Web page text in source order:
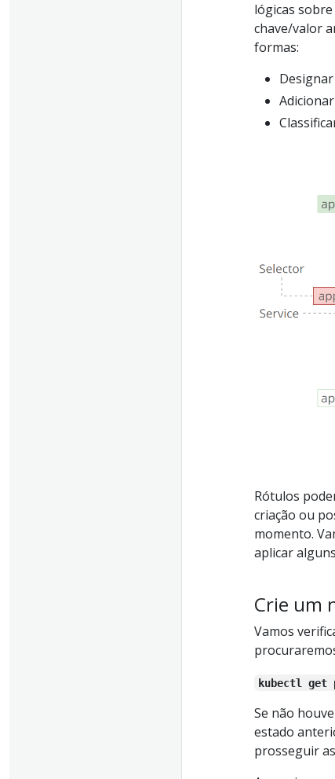
lógicas
chave/valor
formas:
Rótulos
criação ou
momento.
aplicar
Crie um
Vamos
kubectl get
Se não
estado
prosseguir